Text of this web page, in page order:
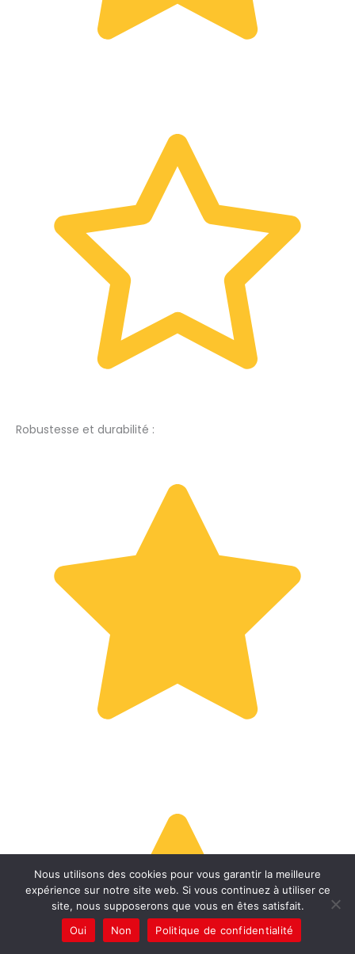
Robustesse et durabilité :
Nous utilisons des cookies pour vous garantir la meilleure
expérience sur notre site web. Si vous continuez à utiliser ce
site, nous supposerons que vous en êtes satisfait.
Oui
Non Politique de confidentialité